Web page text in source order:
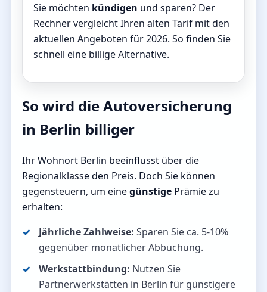
Sie möchten kündigen und sparen? Der
Rechner vergleicht Ihren alten Tarif mit den
aktuellen Angeboten für 2026. So finden Sie
schnell eine billige Alternative.
So wird die Autoversicherung
in Berlin billiger
Ihr Wohnort Berlin beeinflusst über die
Regionalklasse den Preis. Doch Sie können
gegensteuern, um einegünstige Prämie zu
erhalten:
Jährliche Zahlweise: Sparen Sie ca. 5-10%
gegenüber monatlicher Abbuchung.
Werkstattbindung: Nutzen Sie
Partnerwerkstätten in Berlin für günstigere